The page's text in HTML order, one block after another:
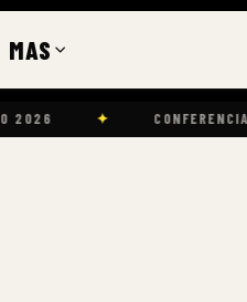
MAS
✦ CONFERENCIAS ✦